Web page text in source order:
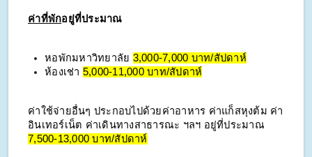
ค่าที่พักอยู่ที่ประมาณ
หอพักมหาวิทยาลัย 3,000-7,000 บาท/สัปดาห์
ห้องเช่า 5,000-11,000 บาท/สัปดาห์
ค่าใช้จ่ายอื่นๆ ประกอบไปด้วยค่าอาหาร ค่าแก็สหุงต้ม ค่า
อินเทอร์เน็ต ค่าเดินทางสาธารณะ ฯลฯ อยู่ที่ประมาณ
7,500-13,000 บาท/สัปดาห์